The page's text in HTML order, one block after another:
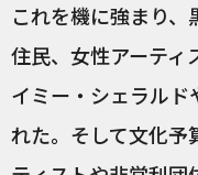
これを機に強まり
住民、女性アーティ
イミー・シェラル
れた。そして文化予